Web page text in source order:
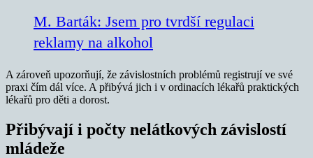
M. Barták: Jsem pro tvrdší regulaci
reklamy na alkohol
A zároveň upozorňují, že závislostních problémů registrují ve své
praxi čím dál více. A přibývá jich i v ordinacích lékařů praktických
lékařů pro děti a dorost.
Přibývají i počty nelátkových závislostí
mládeže